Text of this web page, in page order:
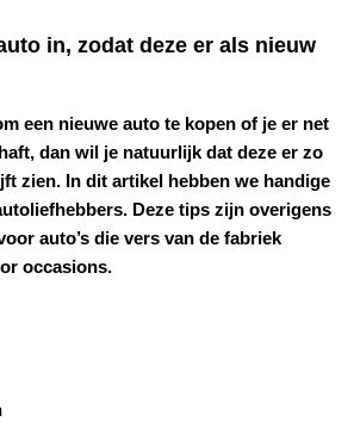
in, zodat deze er als nieuw
een nieuwe auto te kopen of je er net
dan wil je natuurlijk dat deze er zo
zien. In dit artikel hebben we handige
Deze tips zijn overigens
auto’s die vers van de fabriek
occasions.